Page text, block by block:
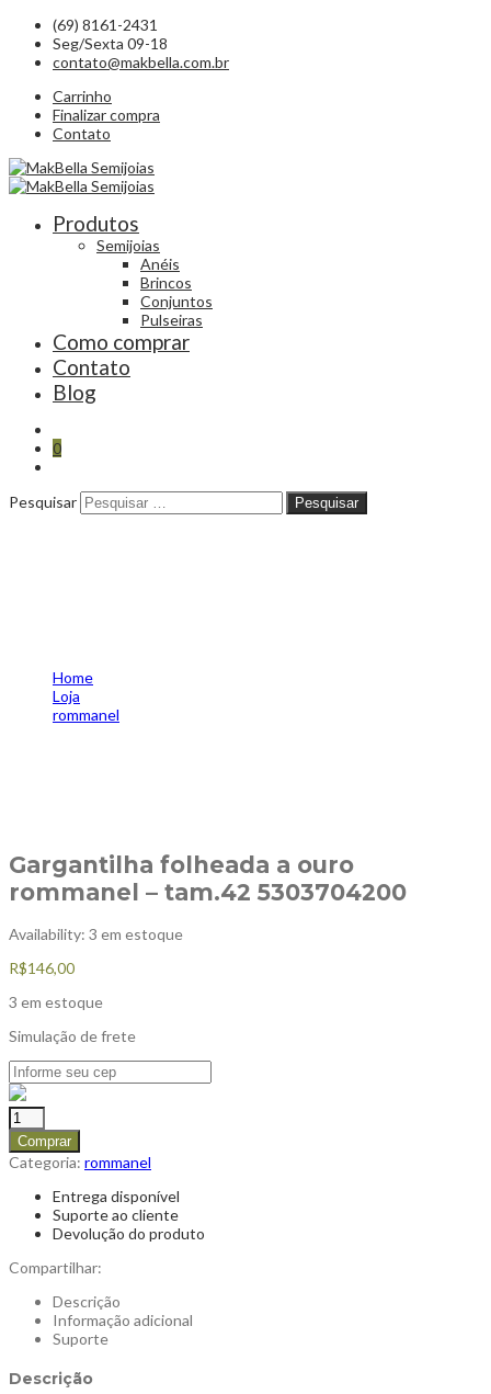
(69) 8161-2431
Seg/Sexta 09-18
contato@makbella.com.br
Carrinho
Finalizar compra
Contato
Produtos
Semijoias
Anéis
Brincos
Conjuntos
Pulseiras
Como comprar
Contato
Blog
0
Pesquisar Pesquisar
Home
Loja
rommanel
Gargantilha folheada a ouro
rommanel – tam.42 5303704200
Availability: 3 em estoque
R$146,00
3 em estoque
Simulação de frete
Comprar
Categoria: rommanel
Entrega disponível
Suporte ao cliente
Devolução do produto
Compartilhar:
Descrição
Informação adicional
Suporte
Descrição